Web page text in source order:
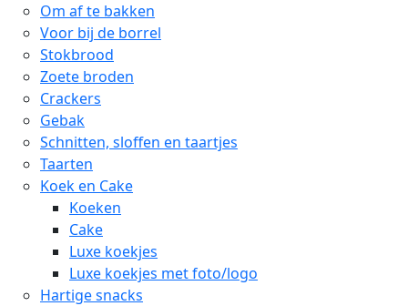
Om af te bakken
Voor bij de borrel
Stokbrood
Zoete broden
Crackers
Gebak
Schnitten, sloffen en taartjes
Taarten
Koek en Cake
Koeken
Cake
Luxe koekjes
Luxe koekjes met foto/logo
Hartige snacks